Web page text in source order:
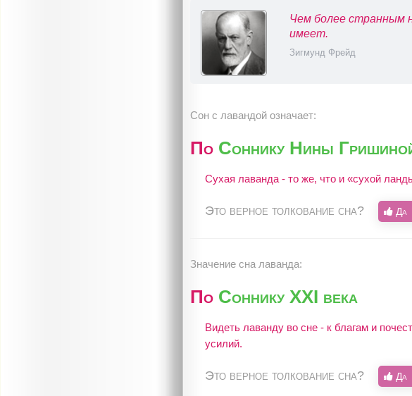
Чем более странным
имеет.
Зигмунд Фрейд
Сон с лавандой означает:
По Соннику Нины
Сухая лаванда - то же, что и «сухой
Это верное толкование сна? Да
Значение сна лаванда:
По Соннику XXI века
Видеть лаванду во сне - к благам и
усилий.
Это верное толкование сна? Да